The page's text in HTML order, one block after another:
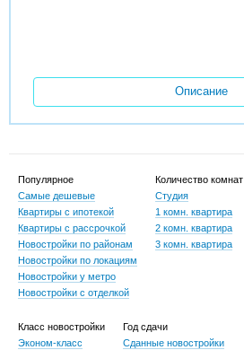
Описание
Популярное
Самые дешевые
Квартиры с ипотекой
Квартиры с рассрочкой
Новостройки по районам
Новостройки по локациям
Новостройки у метро
Новостройки с отделкой
Количество комнат
Студия
1 комн. квартира
2 комн. квартира
3 комн. квартира
Класс новостройки
Эконом-класс
Год сдачи
Сданные новостройки